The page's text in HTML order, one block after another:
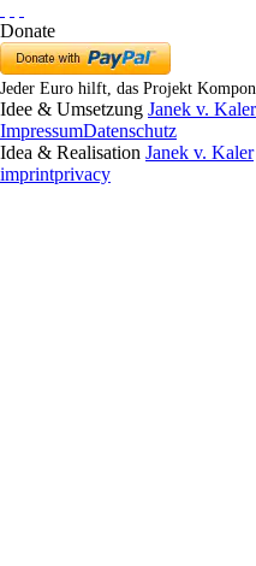
Donate
Jeder Euro hilft, das Projekt
Idee & Umsetzung Janek v. Kaler
ImpressumDatenschutz
Idea & Realisation Janek v. Kaler
imprintprivacy